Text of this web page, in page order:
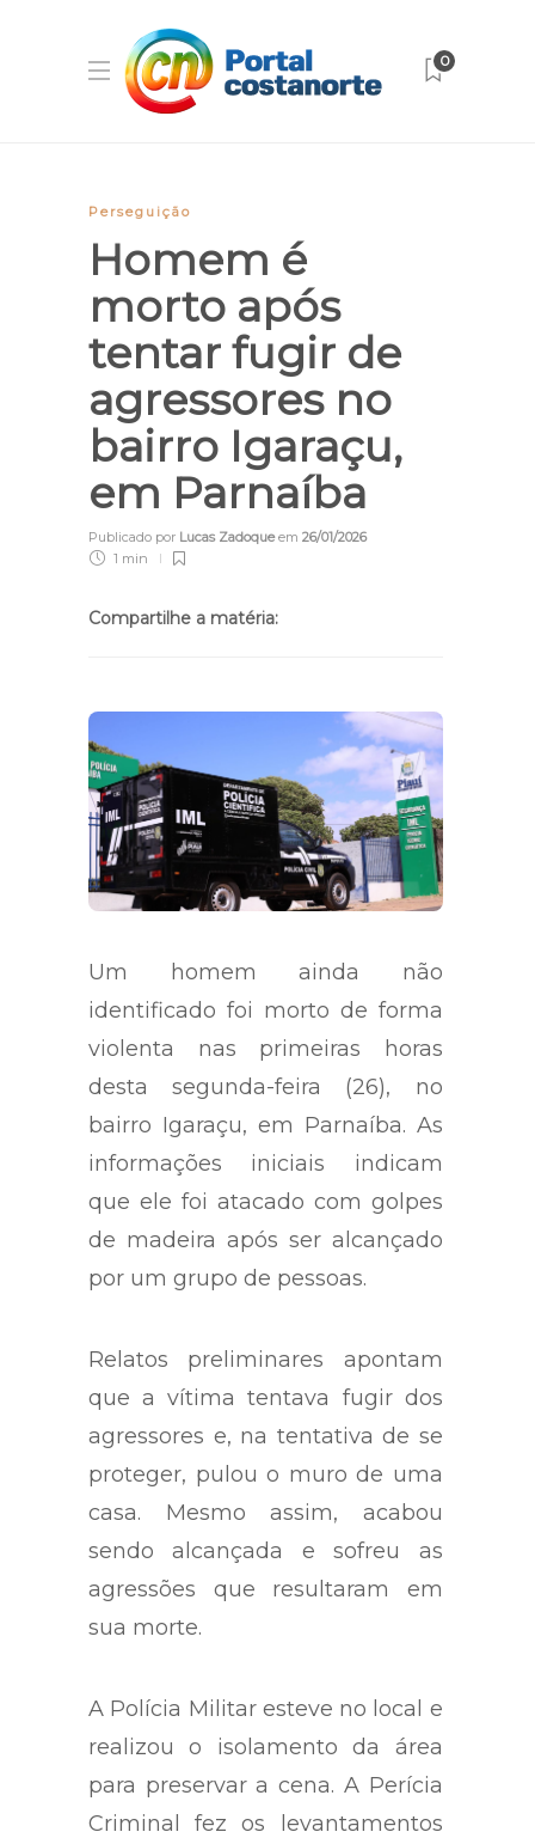
0
Perseguição
Homem é
morto após
tentar fugir de
agressores no
bairro Igaraçu,
em Parnaíba
Publicado por Lucas Zadoqueem 26/01/2026
1 min
Compartilhe a matéria:
Um homem ainda não
identificado foi morto de forma
violenta nas primeiras horas
desta segunda-feira (26), no
bairro Igaraçu, em Parnaíba. As
informações iniciais indicam
que ele foi atacado com golpes
de madeira após ser alcançado
por um grupo de pessoas.
Relatos preliminares apontam
que a vítima tentava fugir dos
agressores e, na tentativa de se
proteger, pulou o muro de uma
casa. Mesmo assim, acabou
sendo alcançada e sofreu as
agressões que resultaram em
sua morte.
A Polícia Militar esteve no local e
realizou o isolamento da área
para preservar a cena. A Perícia
Criminal fez os levantamentos